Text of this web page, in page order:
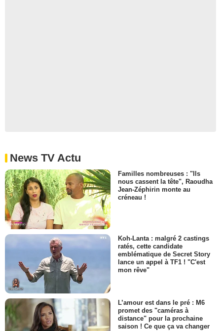
News TV Actu
Familles nombreuses : "Ils
nous cassent la tête", Raoudha
Jean-Zéphirin monte au
créneau !
Koh-Lanta : malgré 2 castings
ratés, cette candidate
emblématique de Secret Story
lance un appel à TF1 ! "C'est
mon rêve"
L’amour est dans le pré : M6
promet des "caméras à
distance" pour la prochaine
saison ! Ce que ça va changer